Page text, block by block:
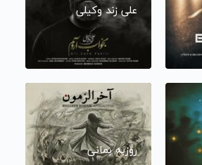
علی زند وکیلی
روزبه بمانی